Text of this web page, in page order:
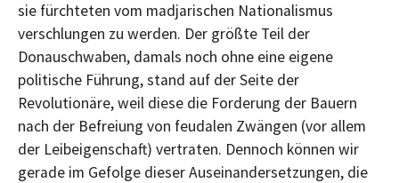
sie fürchteten vom madjarischen Nationalismus
verschlungen zu werden. Der größte Teil der
Donauschwaben, damals noch ohne eine eigene
politische Führung, stand auf der Seite der
Revolutionäre, weil diese die Forderung der Bauern
nach der Befreiung von feudalen Zwängen (vor allem
der Leibeigenschaft) vertraten. Dennoch können wir
gerade im Gefolge dieser Auseinandersetzungen, die